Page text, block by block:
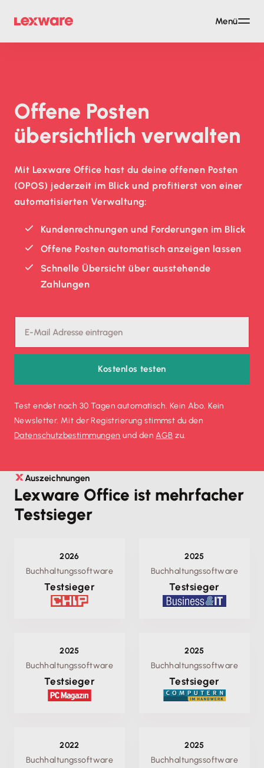
Offene Posten
übersichtlich verwalten
Mit Lexware Office hast du deine offenen Posten
(OPOS) jederzeit im Blick und profitierst von einer
automatisierten Verwaltung:
Kundenrechnungen und Forderungen im Blick
Offene Posten automatisch anzeigen lassen
Schnelle Übersicht über ausstehende
Zahlungen
Kostenlos testen
Test endet nach 30 Tagen automatisch. Kein Abo. Kein
Newsletter. Mit der Registrierung stimmst du den
Datenschutz­bestimmungen und denAGB zu.
Auszeichnungen
Lexware Office ist mehrfacher
Testsieger
2026
Buchhaltungssoftware
Testsieger
2025
Buchhaltungssoftware
Testsieger
2025
Buchhaltungssoftware
Testsieger
2025
Buchhaltungssoftware
Testsieger
2022
Buchhaltungssoftware
2025
Buchhaltungssoftware
Menü